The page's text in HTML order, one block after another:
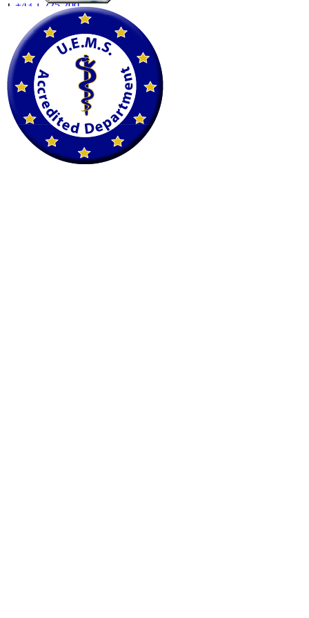
T +43 1 225 200
+43 1 225 200 22
petscan@imaging.at